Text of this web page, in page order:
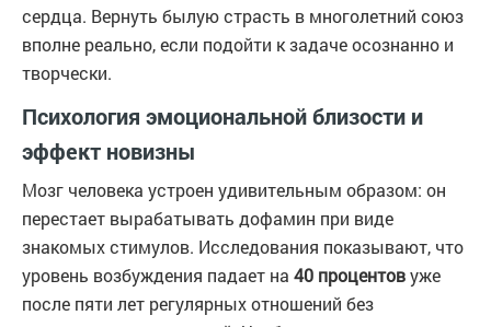
сердца. Вернуть былую страсть в многолетний союз
вполне реально, если подойти к задаче осознанно и
творчески.
Психология эмоциональной близости и
эффект новизны
Мозг человека устроен удивительным образом: он
перестает вырабатывать дофамин при виде
знакомых стимулов. Исследования показывают, что
уровень возбуждения падает на 40 процентовуже
после пяти лет регулярных отношений без